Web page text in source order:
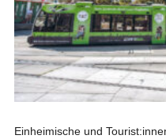
Einheimische und